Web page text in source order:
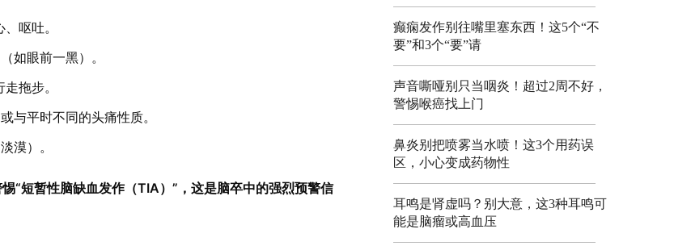
呕吐。
如眼前一黑）。
拖步。
与平时不同的头痛性质。
漠）。
“短暂性脑缺血发作（TIA）”，这是脑卒中的强烈预警信
癫痫发作别往嘴里塞东西！这5个“不
要”和3个“要”请
声音嘶哑别只当咽炎！超过2周不好，
警惕喉癌找上门
鼻炎别把喷雾当水喷！这3个用药误
区，小心变成药物性
耳鸣是肾虚吗？别大意，这3种耳鸣可
能是脑瘤或高血压